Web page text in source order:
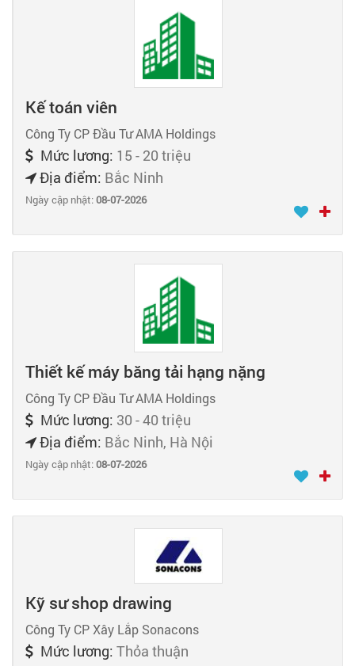
Kế toán viên
Công Ty CP Đầu Tư AMA Holdings
Mức lương: 15 - 20 triệu
Địa điểm: Bắc Ninh
Ngày cập nhật:08-07-2026
Thiết kế máy băng tải hạng nặng
Công Ty CP Đầu Tư AMA Holdings
Mức lương: 30 - 40 triệu
Địa điểm: Bắc Ninh, Hà Nội
Ngày cập nhật:08-07-2026
Kỹ sư shop drawing
Công Ty CP Xây Lắp Sonacons
Mức lương: Thỏa thuận